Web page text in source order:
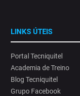
LINKS ÚTEIS
Portal Tecniquitel
Academia de Treino
Blog Tecniquitel
Grupo Facebook